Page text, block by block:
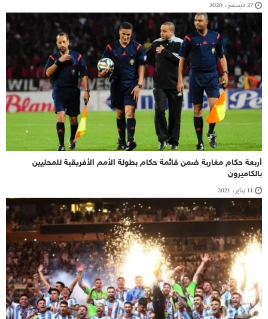
27 ديسمبر، 2020
أربعة حكام مغاربة ضمن قائمة حكام بطولة الأمم الأفريقية للمحليين
بالكاميرون
11 يناير، 2021